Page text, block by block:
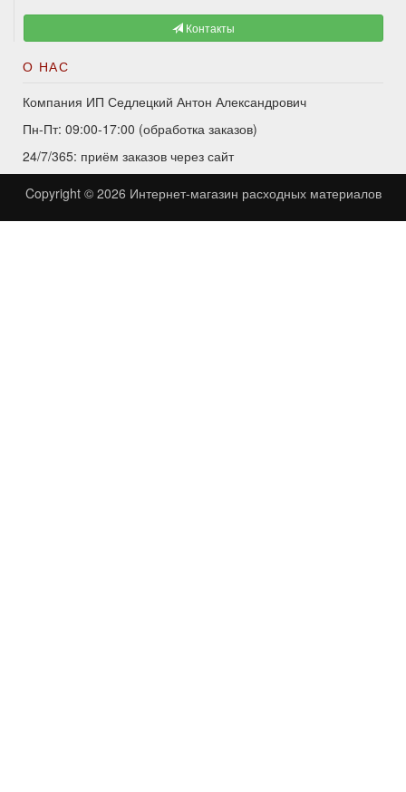
Контакты
О НАС
Компания ИП Седлецкий Антон Александрович
Пн-Пт: 09:00-17:00 (обработка заказов)
24/7/365: приём заказов через сайт
Copyright © 2026 Интернет-магазин расходных материалов